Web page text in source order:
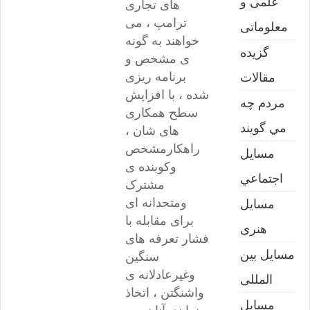
های تجاری
ترامپ ، می
خواهند به گونه
ی مشخص و
برنامه ریزی
شده ، با افزایش
سطح همکاری
های شان ،
راهکارمشخص
وکوبنده ی
مشترک
ومتحدانه ای
برای مقابله با
فشار تعرفه های
سنگین
وغیرعادلانه ی
واشنگتن ، اتخاذ
معلوماتی
گزیده
مقالات
مردم چه
مي گويند
مسايل
اجتماعي
مسايل
هنری
مسایل بین
المللی
مسایل